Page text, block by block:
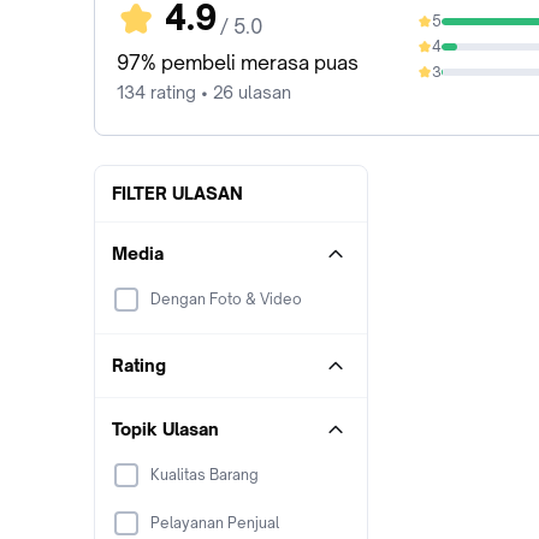
4.9 / 5.0
97% pembeli merasa puas
134 rating • 26 ulasan
5
90.3%
4
7.46%
3
0.75%
FILTER ULASAN
Media
Dengan Foto & Video
Rating
Topik Ulasan
Kualitas Barang
Pelayanan Penjual